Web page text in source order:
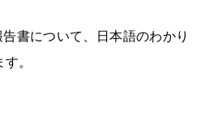
書について、日本語のわかり
。